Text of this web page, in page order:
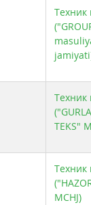
Техник
Техник
TEKS"
Техник
MCHJ)